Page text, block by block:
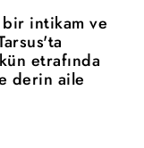
intikam ve
etrafında
derin aile